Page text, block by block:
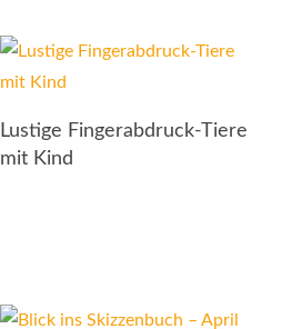
Lustige Fingerabdruck-Tiere
mit Kind